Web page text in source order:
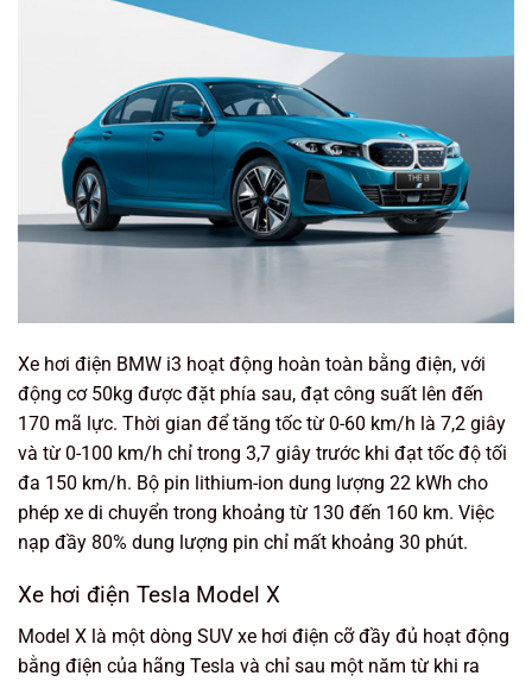
Xe hơi điện BMW i3 hoạt động hoàn toàn bằng điện, với
động cơ 50kg được đặt phía sau, đạt công suất lên đến
170 mã lực. Thời gian để tăng tốc từ 0-60 km/h là 7,2 giây
và từ 0-100 km/h chỉ trong 3,7 giây trước khi đạt tốc độ tối
đa 150 km/h. Bộ pin lithium-ion dung lượng 22 kWh cho
phép xe di chuyển trong khoảng từ 130 đến 160 km. Việc
nạp đầy 80% dung lượng pin chỉ mất khoảng 30 phút.
Xe hơi điện Tesla Model X
Model X là một dòng SUV xe hơi điện cỡ đầy đủ hoạt động
bằng điện của hãng Tesla và chỉ sau một năm từ khi ra